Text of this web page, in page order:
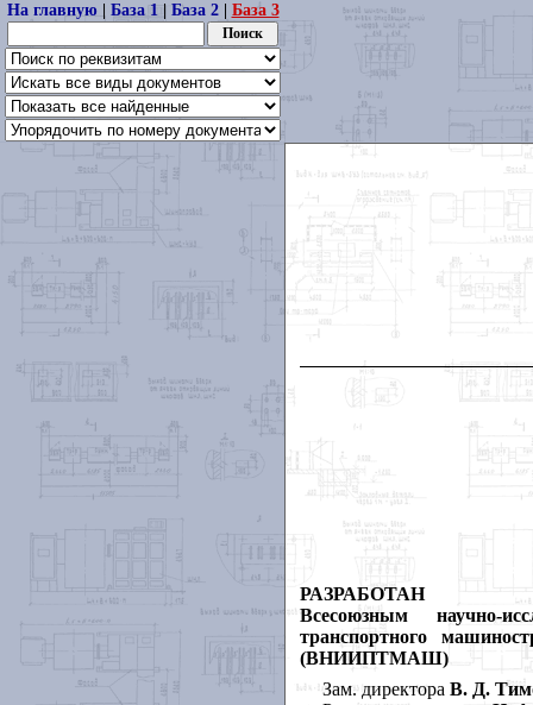
На главную| База 1| База 2| База 3
РАЗРАБОТАН
Всесоюзным научно-
транспортного
(ВНИИПТМАШ)
Зам. директора В. Д.